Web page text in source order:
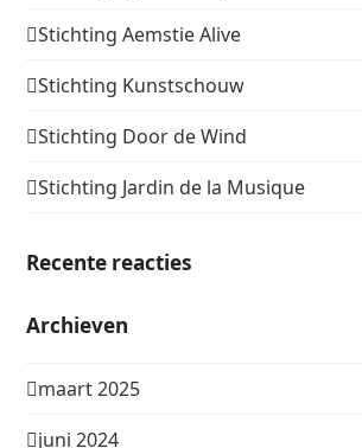
Stichting Aemstie Alive
Stichting Kunstschouw
Stichting Door de Wind
Stichting Jardin de la Musique
Recente reacties
Archieven
maart 2025
juni 2024